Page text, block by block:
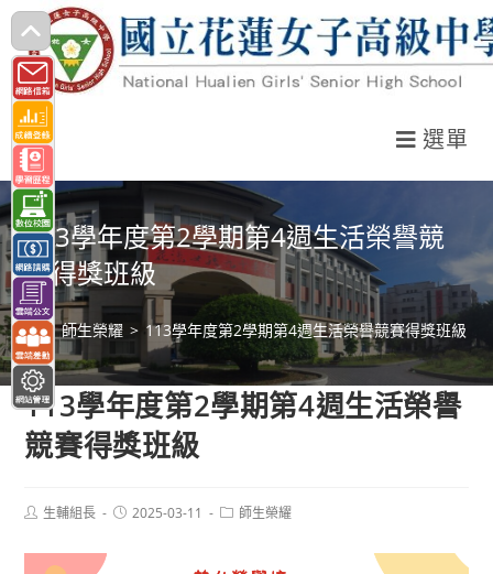
跳
轉
至
主
要
內
容
選單
113學年度第2學期第4週生活榮譽競
賽得獎班級
> 師生榮耀 > 113學年度第2學期第4週生活榮譽競賽得獎班級
113學年度第2學期第4週生活榮譽
競賽得獎班級
Post生輔組長
Post2025-03-11
Post師生榮耀